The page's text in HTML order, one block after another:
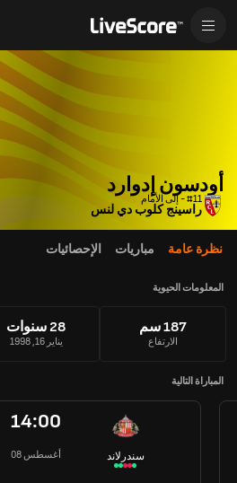
أودسون إدوارد
#11 - إلى الأمام
راسينج كلوب دي لنس
نظرة عامة مباريات الإحصائيات
المعلومات الحيوية
187 سم
الارتفاع
28 سنوات
يناير 16, 1998
المباراة التالية
14:00
08 أغسطس سندرلاند